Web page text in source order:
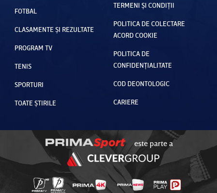
FOTBAL
CLASAMENTE ȘI REZULTATE
PROGRAM TV
TENIS
SPORTURI
TOATE ȘTIRILE
TERMENI ȘI CONDIȚII
POLITICA DE COLECTARE
ACORD COOKIE
POLITICA DE
CONFIDENȚIALITATE
COD DEONTOLOGIC
CARIERE
este parte a